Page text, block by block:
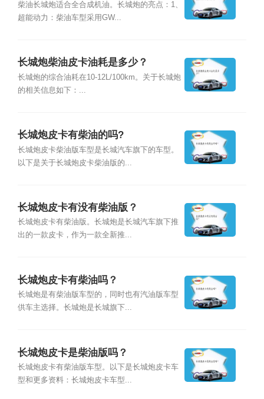
柴油长城炮适合全合成机油。长城炮的亮点：1、
超能动力：柴油车型采用GW...
长城炮柴油皮卡油耗是多少？
长城炮的综合油耗在10-12L/100km。关于长城炮
的相关信息如下：...
长城炮皮卡有柴油的吗?
长城炮皮卡柴油版车型是长城汽车旗下的车型。
以下是关于长城炮皮卡柴油版的...
长城炮皮卡有没有柴油版？
长城炮皮卡有柴油版。长城炮是长城汽车旗下推
出的一款皮卡，作为一款全新推...
长城炮皮卡有柴油吗？
长城炮是有柴油版车型的，同时也有汽油版车型
供车主选择。长城炮是长城旗下...
长城炮皮卡是柴油版吗？
长城炮皮卡有柴油版车型。以下是长城炮皮卡车
型和更多资料：长城炮皮卡车型...